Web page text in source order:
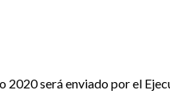
2020 será enviado por el